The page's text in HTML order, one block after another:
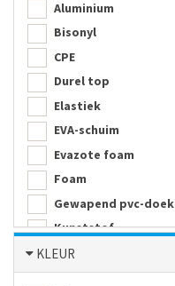
Aluminium
Bisonyl
CPE
Durel top
Elastiek
EVA-schuim
Evazote foam
Foam
Gewapend pvc-doek
Kunststof
Melamine
Metaal
KLEUR